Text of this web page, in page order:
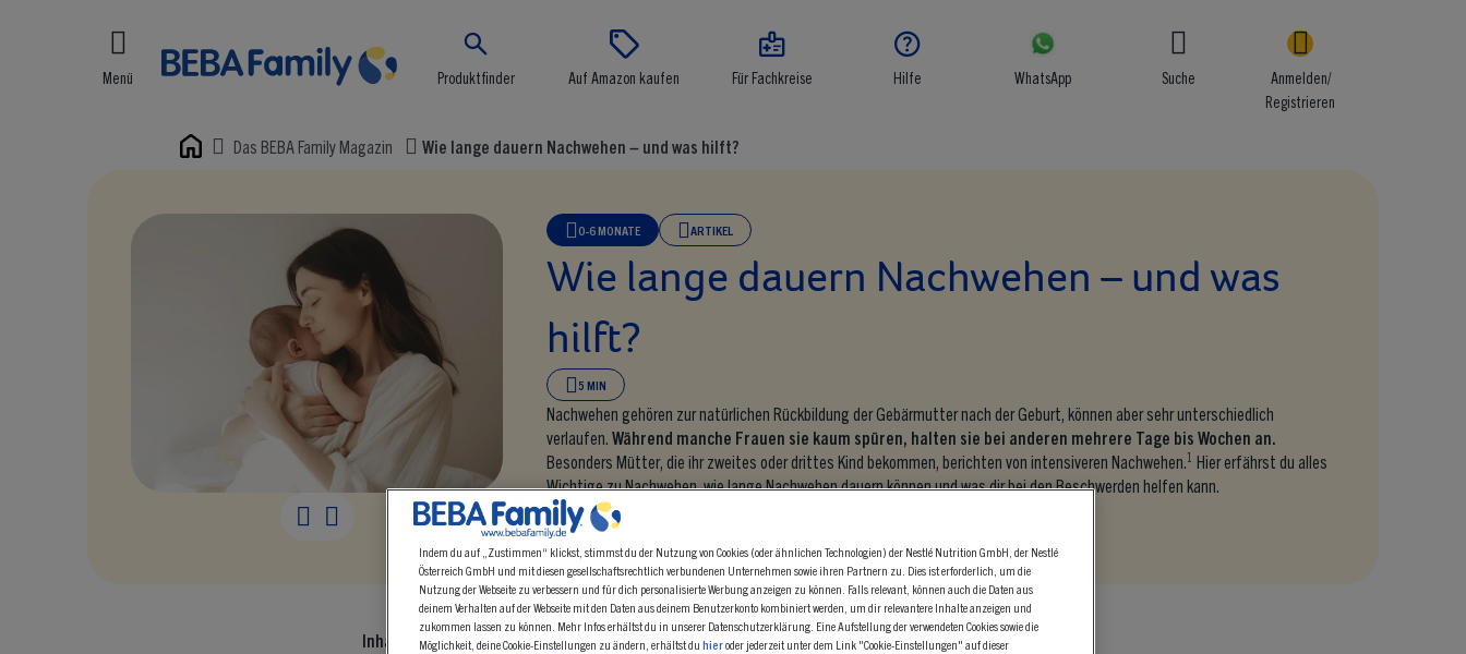
Menü

Produktfinder

Auf Amazon kaufen

Für Fachkreise

Hilfe WhatsApp Suche
Anmelden/
Registrieren
Home Das BEBA Family Magazin Wie lange dauern Nachwehen – und was hilft?
Wie lange dauern Nachwehen – und was hilft?
0-6 MONATE ARTIKEL
Wie lange dauern Nachwehen – und was
hilft?
5 MIN
Nachwehen gehören zur natürlichen Rückbildung der Gebärmutter nach der Geburt, können aber sehr unterschiedlich
verlaufen.Während manche Frauen sie kaum spüren, halten sie bei anderen mehrere Tage bis Wochen an.
Besonders Mütter, die ihr zweites oder drittes Kind bekommen, berichten von intensiveren Nachwehen.1 Hier erfährst du alles
Wichtige zu Nachwehen, wie lange Nachwehen dauern können und was dir bei den Beschwerden helfen kann.
Inhalt:
Indem du auf „Zustimmen“ klickst, stimmst du der Nutzung von Cookies (oder ähnlichen Technologien) der Nestlé Nutrition GmbH, der Nestlé
Österreich GmbH und mit diesen gesellschaftsrechtlich verbundenen Unternehmen sowie ihren Partnern zu. Dies ist erforderlich, um die
Nutzung der Webseite zu verbessern und für dich personalisierte Werbung anzeigen zu können. Falls relevant, können auch die Daten aus
deinem Verhalten auf der Webseite mit den Daten aus deinem Benutzerkonto kombiniert werden, um dir relevantere Inhalte anzeigen und
zukommen lassen zu können. Mehr Infos erhältst du in unserer Datenschutzerklärung. Eine Aufstellung der verwendeten Cookies sowie die
Möglichkeit, deine Cookie-Einstellungen zu ändern, erhältst du hieroder jederzeit unter dem Link "Cookie-Einstellungen" auf dieser